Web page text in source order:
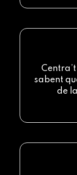
sabent
de